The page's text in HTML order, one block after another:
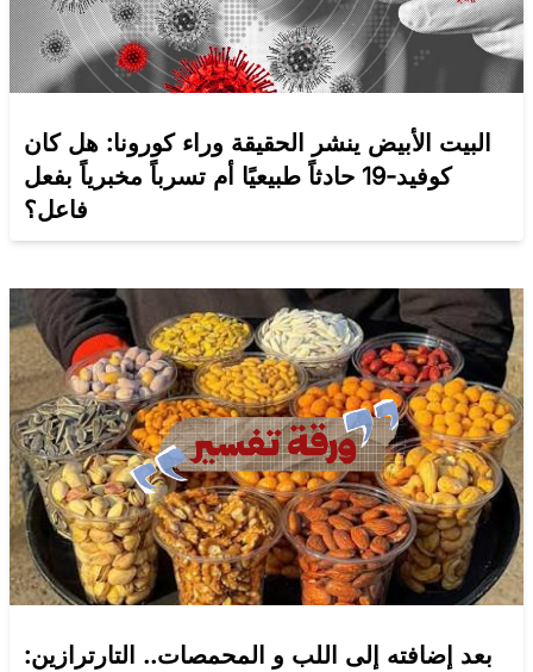
البيت الأبيض ينشر الحقيقة وراء كورونا: هل كان
كوفيد-19 حادثاً طبيعيًا أم تسرباً مخبرياً بفعل
فاعل؟
بعد إضافته إلى اللب و المحمصات.. التارترازين: